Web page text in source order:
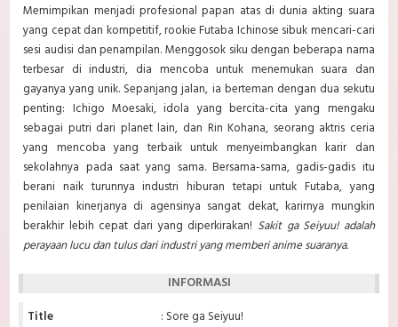
Memimpikan menjadi profesional papan atas di dunia akting suara
yang cepat dan kompetitif, rookie Futaba Ichinose sibuk mencari-cari
sesi audisi dan penampilan. Menggosok siku dengan beberapa nama
terbesar di industri, dia mencoba untuk menemukan suara dan
gayanya yang unik. Sepanjang jalan, ia berteman dengan dua sekutu
penting: Ichigo Moesaki, idola yang bercita-cita yang mengaku
sebagai putri dari planet lain, dan Rin Kohana, seorang aktris ceria
yang mencoba yang terbaik untuk menyeimbangkan karir dan
sekolahnya pada saat yang sama. Bersama-sama, gadis-gadis itu
berani naik turunnya industri hiburan tetapi untuk Futaba, yang
penilaian kinerjanya di agensinya sangat dekat, karirnya mungkin
berakhir lebih cepat dari yang diperkirakan! Sakit ga Seiyuu! adalah
perayaan lucu dan tulus dari industri yang memberi anime suaranya.
INFORMASI
Title
: Sore ga Seiyuu!